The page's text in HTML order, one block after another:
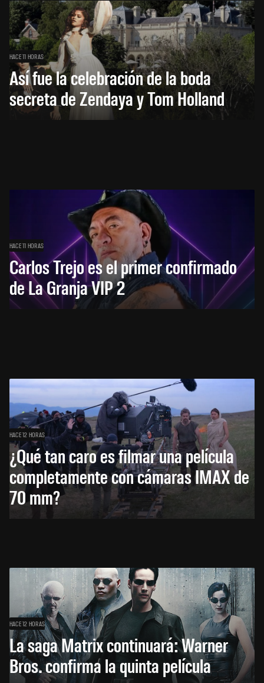
HACE 11 HORAS
Así fue la celebración de la boda
secreta de Zendaya y Tom Holland
HACE 11 HORAS
Carlos Trejo es el primer confirmado
de La Granja VIP 2
HACE 12 HORAS
¿Qué tan caro es filmar una película
completamente con cámaras IMAX de
70 mm?
HACE 12 HORAS
La saga Matrix continuará: Warner
Bros. confirma la quinta película